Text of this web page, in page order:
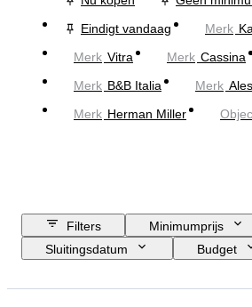
Eindigt vandaag
Merk
Merk Vitra Merk Cassina
Merk B&B Italia Merk
Merk Herman Miller
Filters
Minimumprijs
Sluitingsdatum
Budget